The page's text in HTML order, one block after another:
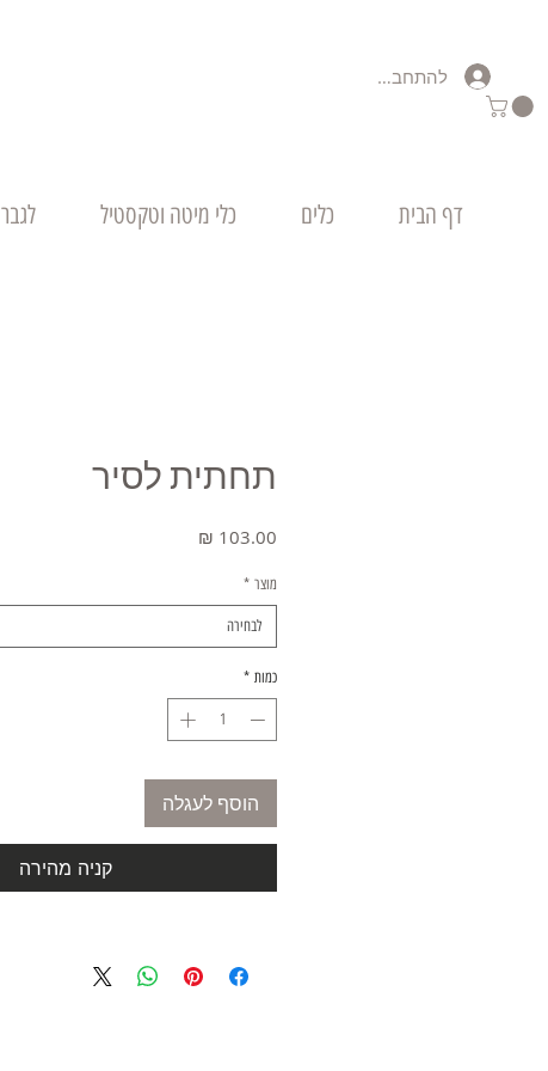
להתחברות
דף הבית כלים כלי מיטה וטקסטיל לגבר
תחתית לסיר
מוצר *
לבחירה
כמות *
הוסף לעגלה
קניה מהירה